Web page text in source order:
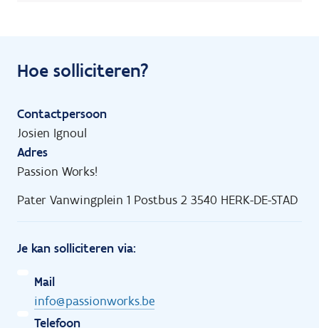
Hoe solliciteren?
Contactpersoon
Josien Ignoul
Adres
Passion Works!
Pater Vanwingplein 1 Postbus 2 3540 HERK-DE-STAD
Je kan solliciteren via:
Mail
info@passionworks.be
Telefoon